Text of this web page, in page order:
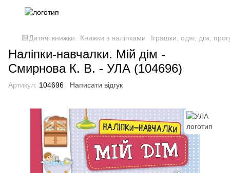
🟨Дитячі книжки Книжки з наліпками Іграшки, одяг, дім,
Наліпки-навчалки. Мій дім -
Смирнова К. В. - УЛА (104696)
Артикул: 104696 Написати відгук